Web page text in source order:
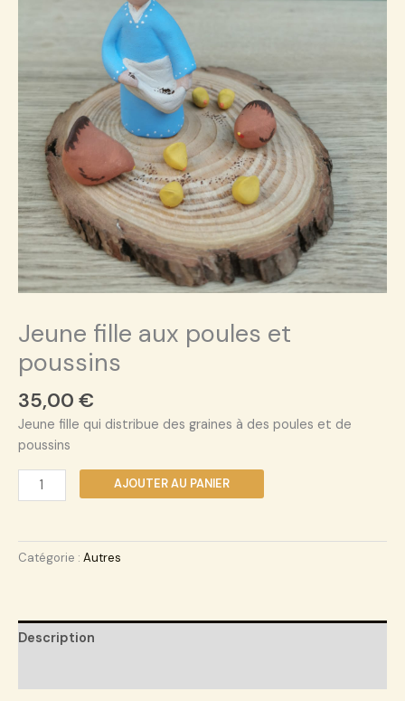
Jeune fille aux poules et
poussins
35,00 €
Jeune fille qui distribue des graines à des poules et de
poussins
AJOUTER AU PANIER
Catégorie : Autres
Description